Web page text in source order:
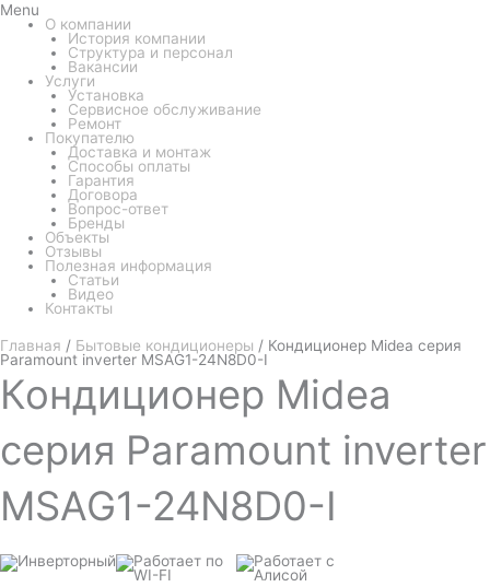
Menu
О компании
История компании
Структура и персонал
Вакансии
Услуги
Установка
Сервисное обслуживание
Ремонт
Покупателю
Доставка и монтаж
Способы оплаты
Гарантия
Договора
Вопрос-ответ
Бренды
Объекты
Отзывы
Полезная информация
Статьи
Видео
Контакты
Главная / Бытовые кондиционеры / Кондиционер Midea серия
Paramount inverter MSAG1-24N8D0-I
Кондиционер Midea
серия Paramount inverter
MSAG1-24N8D0-I